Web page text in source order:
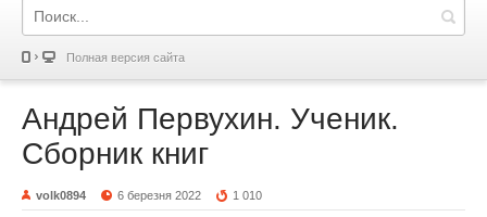
Полная версия сайта
Андрей Первухин. Ученик.
Сборник книг
volk0894 6 березня 2022 1 010